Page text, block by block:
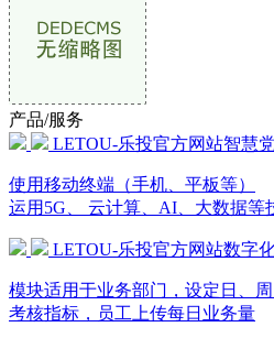
产品/服务
LETOU-乐投官方网站智慧
使用移动终端（手机、平板等）
运用5G、 云计算、AI、大数据等
LETOU-乐投官方网站数字
模块适用于业务部门，设定日、
考核指标，员工上传每日业务量